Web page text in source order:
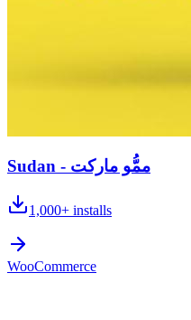
Sudan - ممُّو ماركت
1,000+ installs
WooCommerce